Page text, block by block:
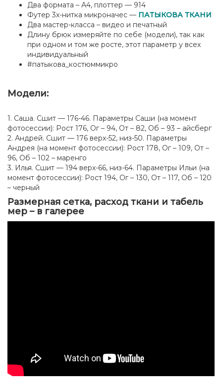
Два формата – А4, плоттер — 914
Футер 3х-нитка микроначес — ПАТЫКОВА ТКАНИ
Два мастер-класса – видео и печатный
Длину брюк измеряйте по себе (модели), так как
при одном и том же росте, этот параметр у всех
индивидуальный
#патыкова_костюммикро
Модели:
1. Саша. Сшит — 176-46. Параметры Саши (на момент
фотосессии): Рост 176, Ог – 94, От – 82, Об – 93 – айсберг
2. Андрей. Сшит — 176 верх-52, низ-50. Параметры
Андрея (на момент фотосессии): Рост 178, Ог – 109, От –
96, Об – 102 – маренго
3. Илья. Сшит — 194 верх-66, низ-64. Параметры Ильи (на
момент фотосессии): Рост 194, Ог – 130, От – 117, Об – 120
– черный
Размерная сетка, расход ткани и табель
мер – в галерее